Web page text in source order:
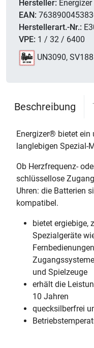
Hersteller: Energizer
EAN:
Herstellerart.-Nr.:
VPE: 1 / 32 / 6400
UN3090,
Beschreibung
Energizer® bietet
langlebigen Spezial-
Ob Herzfrequenz-
schlüssellose
Uhren: die Batterien
kompatibel.
bietet ergiebige,
Spezialgeräte
und Spielzeuge
erhält die
10 Jahren
quecksilberfrei